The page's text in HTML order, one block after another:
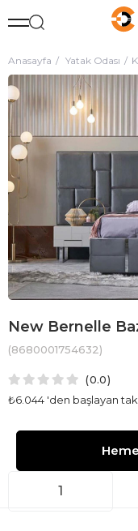
Anasayfa Yatak Odası
New Bernelle
(8680001754632)
0.0
₺6.044 'den başlayan